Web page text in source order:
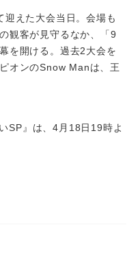
えた大会当日。会場も
観客が見守るなか、「9
を開ける。過去2大会を
オンのSnow Manは、王
SP』は、4月18日19時よ